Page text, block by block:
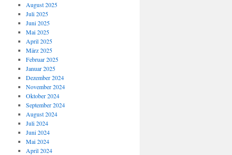
August 2025
Juli 2025
Juni 2025
Mai 2025
April 2025
März 2025
Februar 2025
Januar 2025
Dezember 2024
November 2024
Oktober 2024
September 2024
August 2024
Juli 2024
Juni 2024
Mai 2024
April 2024